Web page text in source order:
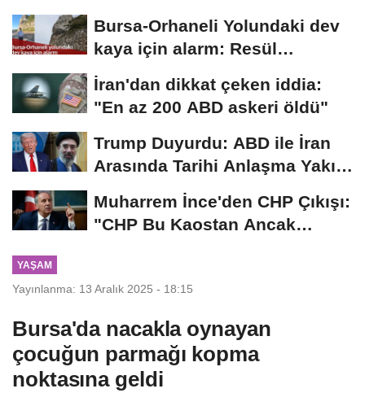
Bursa-Orhaneli Yolundaki dev
kaya için alarm: Resül
Kaplan'dan yetkililere...
İran'dan dikkat çeken iddia:
"En az 200 ABD askeri öldü"
Trump Duyurdu: ABD ile İran
Arasında Tarihi Anlaşma Yakın!
Muharrem İnce'den CHP Çıkışı:
"CHP Bu Kaostan Ancak
YAŞAM
Yayınlanma: 13 Aralık 2025 - 18:15
Bursa'da nacakla oynayan
çocuğun parmağı kopma
noktasına geldi